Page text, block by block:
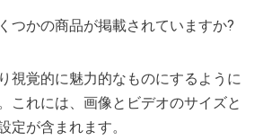
つかの商品が掲載されていますか?
視覚的に魅力的なものにするように
これには、画像とビデオのサイズと
定が含まれます。